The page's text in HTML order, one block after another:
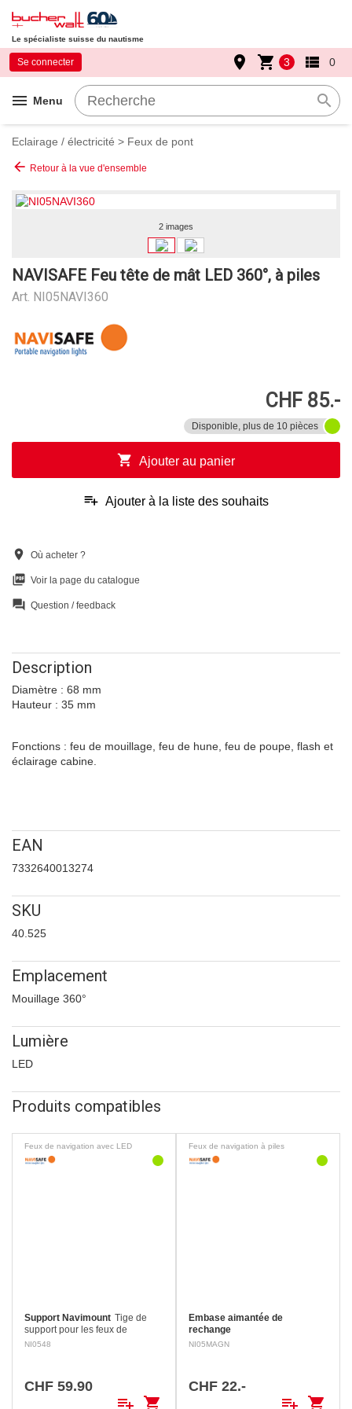
Le spécialiste suisse du nautisme
menu Menu search
Se connecter place shopping_cart 3 view_list 0
Eclairage / électricité > Feux de pont
arrow_back Retour à la vue d'ensemble
2 images
NAVISAFE Feu tête de mât LED 360°, à piles
Art. NI05NAVI360
CHF 85.-
Disponible, plus de 10 pièces
shopping_cart Ajouter au panier
playlist_add Ajouter à la liste des souhaits
location_on Où acheter ?
picture_as_pdf Voir la page du catalogue
question_answer Question / feedback
Description
Diamètre : 68 mm
Hauteur : 35 mm
Fonctions : feu de mouillage, feu de hune, feu de poupe, flash et
éclairage cabine.
EAN
7332640013274
SKU
40.525
Emplacement
Mouillage 360°
Lumière
LED
Produits compatibles
Feux de navigation avec LED
Support Navimount Tige de
support pour les feux de
navigation NaviSafe. Livré en
NI0548
CHF 59.90
playlist_add shopping_cart
Feux de navigation à piles
Embase aimantée de
rechange
NI05MAGN
CHF 22.-
playlist_add shopping_cart